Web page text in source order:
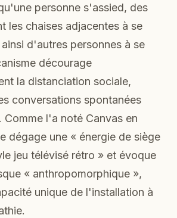
personne s'assied, des
les chaises adjacentes à se
d'autres personnes à se
décourage
la distanciation sociale,
conversations spontanées
Comme l'a noté Canvas en
dégage une « énergie de siège
jeu télévisé rétro » et évoque
« anthropomorphique »,
unique de l'installation à